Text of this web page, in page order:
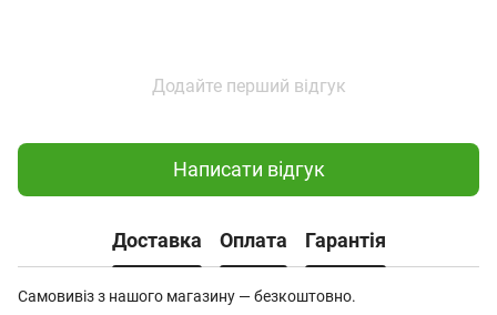
Додайте перший відгук
Написати відгук
Доставка Оплата Гарантія
Самовивіз з нашого магазину — безкоштовно.